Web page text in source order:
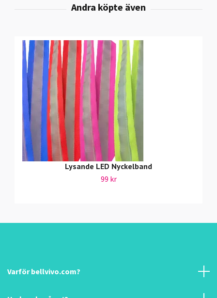
Lysande LED Nyckelband
99 kr
Varför bellvivo.com?